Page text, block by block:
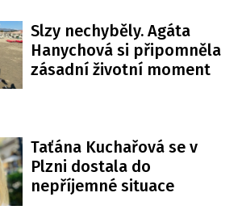
Slzy nechyběly. Agáta
Hanychová si připomněla
zásadní životní moment
Taťána Kuchařová se v
Plzni dostala do
nepříjemné situace